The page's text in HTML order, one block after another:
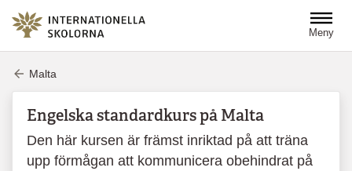
Meny
Malta
Engelska standardkurs på Malta
Den här kursen är främst inriktad på att träna
upp förmågan att kommunicera obehindrat på